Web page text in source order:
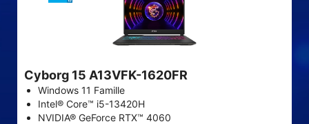
Cyborg 15 A13VFK-1620FR
Windows 11 Famille
Intel® Core™ i5-13420H
NVIDIA® GeForce RTX™ 4060